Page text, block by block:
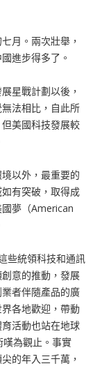
月。兩次壯舉，
進步得多了。
星戰計劃以後，
法相比，自此所
美國科技發展較
以外，最重要的
有突破，取得成
夢（American
統領科技和通訊
意的推動，發展
者伴隨產品的廣
各地歡迎，帶動
活動也站在地球
為觀止。事實
的年入三千萬，